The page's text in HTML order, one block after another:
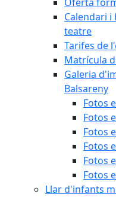
Calendari
teatre
Tarifes de
Matrícula
Galeria
Balsareny
Fotos
Fotos
Fotos
Fotos
Fotos
Fotos
Llar d'infants